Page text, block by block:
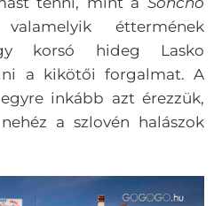
éttermének
korsó hideg Lasko
a kikötői forgalmat. A
inkább azt érezzük,
a szlovén halászok